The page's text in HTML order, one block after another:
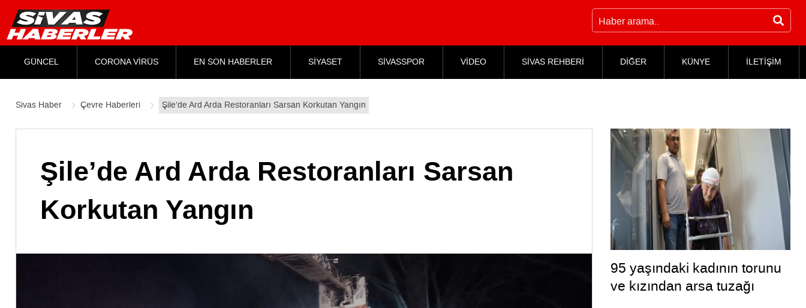
GÜNCEL CORONA VİRÜS EN SON HABERLER SİYASET SİVASSPOR VİDEO SİVAS REHBERİ DİĞER KÜNYE İLETİŞİM
Sivas Haber Çevre Haberleri Şile’de Ard Arda Restoranları Sarsan Korkutan Yangın
Şile’de Ard Arda Restoranları Sarsan
Korkutan Yangın
95 yaşındaki kadının torunu
ve kızından arsa tuzağı